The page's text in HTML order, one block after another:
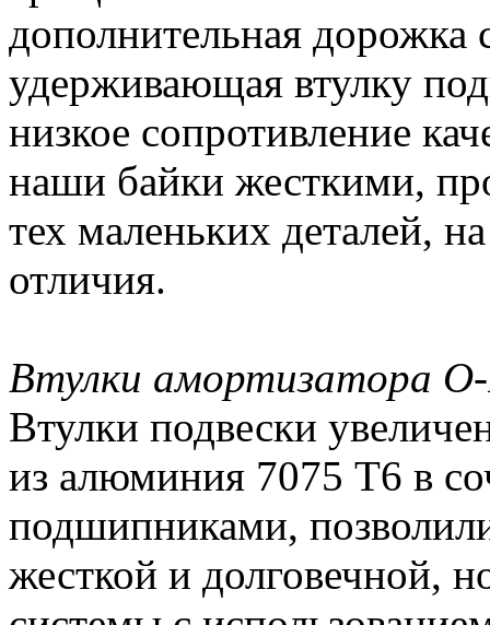
дополнительная дорожка
удерживающая втулку
низкое сопротивление
наши байки жесткими,
тех маленьких деталей,
отличия.
Втулки амортизатора
Втулки подвески
из алюминия 7075 Т6 в
подшипниками,
жесткой и долговечной,